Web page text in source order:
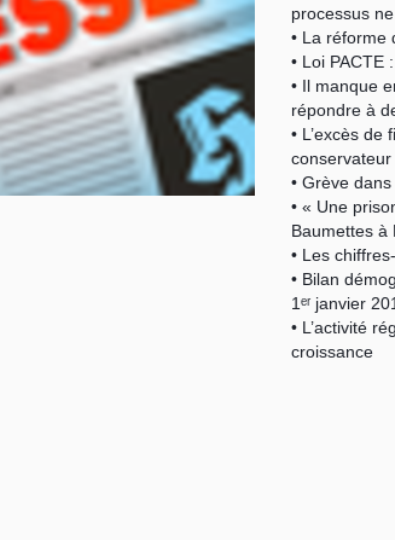
processus
• La réforme
• Loi PACTE
• Il manque
répondre à
• L’excès de
conservateur
• Grève
• « Une
Baumettes à
• Les
• Bilan
1ᵉʳ janvier
• L’activité
croissance